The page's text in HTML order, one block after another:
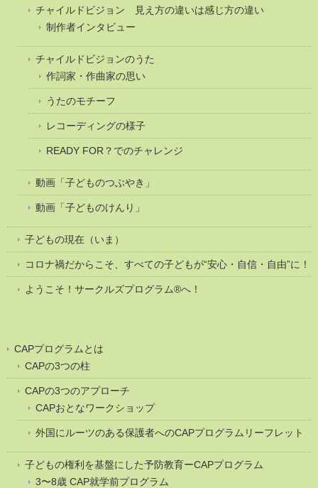
チャイルドビジョン 見え方の違いは感じ方の違い
制作者インタビュー
チャイルドビジョンのうた
作詞家・作曲家の思い
うたのモチーフ
レコーディングの様子
READY FOR？でのチャレンジ
動画「子どものつぶやき」
動画「子どものけんり」
子どもの現在（いま）
コロナ禍だからこそ、すべての子どもが“安心・自信・自由”に！
ようこそ！サークルズプログラム®へ！
CAPプログラムとは
CAPの3つの柱
CAPの3つのアプローチ
CAPおとなワークショップ
外国にルーツのある保護者へのCAPプログラムリーフレット
子どもの権利を基盤にした予防教育ーCAPプログラム
3〜8歳 CAP就学前プログラム